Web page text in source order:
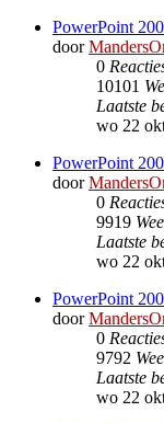
PowerPoint
door
0
10101
Laatste
wo 22
PowerPoint
door
0
9919
Laatste
wo 22
PowerPoint
door
0
9792
Laatste
wo 22